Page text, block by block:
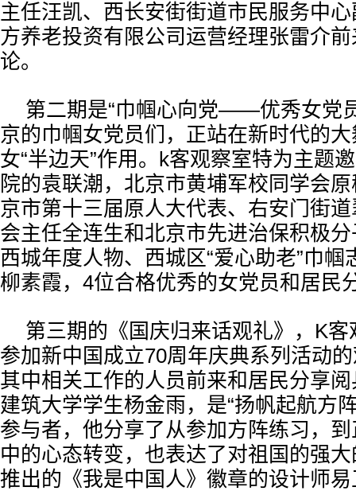
主任汪凯、西长安街街道市民服务中
方养老投资有限公司运营经理张雷介
论。
第二期是“巾帼心向党——优秀女党
京的巾帼女党员们，正站在新时代的
女“半边天”作用。k客观察室特为主题
院的袁联潮，北京市黄埔军校同学会
京市第十三届原人大代表、右安门街
会主任全连生和北京市先进治保积极
西城年度人物、西城区“爱心助老”巾
柳素霞，4位合格优秀的女党员和居民
第三期的《国庆归来话观礼》，K
参加新中国成立70周年庆典系列活动
其中相关工作的人员前来和居民分享
建筑大学学生杨金雨，是“扬帆起航方
参与者，他分享了从参加方阵练习，
中的心态转变，也表达了对祖国的强
推出的《我是中国人》徽章的设计师